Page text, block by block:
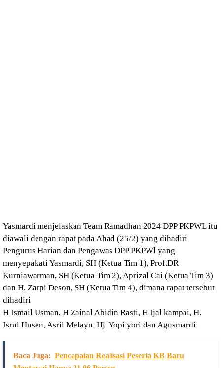
Yasmardi menjelaskan Team Ramadhan 2024 DPP PKPWL itu
diawali dengan rapat pada Ahad (25/2) yang dihadiri
Pengurus Harian dan Pengawas DPP PKPWl yang
menyepakati Yasmardi, SH (Ketua Tim 1), Prof.DR
Kurniawarman, SH (Ketua Tim 2), Aprizal Cai (Ketua Tim 3)
dan H. Zarpi Deson, SH (Ketua Tim 4), dimana rapat tersebut
dihadiri
H Ismail Usman, H Zainal Abidin Rasti, H Ijal kampai, H.
Isrul Husen, Asril Melayu, Hj. Yopi yori dan Agusmardi.
Baca Juga: Pencapaian Realisasi Peserta KB Baru